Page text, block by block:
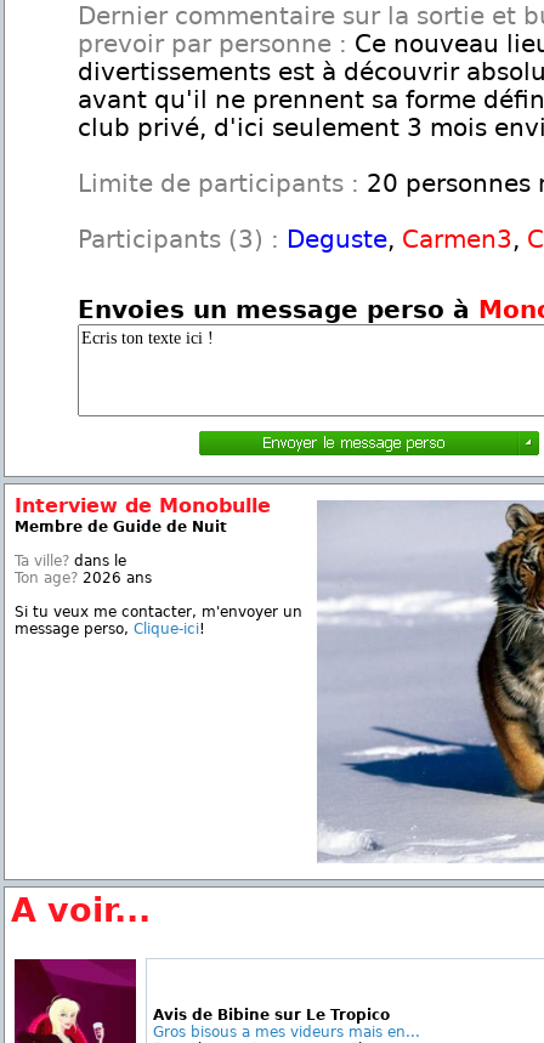
Dernier commentaire sur la sortie et
prevoir par personne : Ce nouveau
divertissements est à découvrir
avant qu'il ne prennent sa forme
club privé, d'ici seulement 3 mois
Limite de participants : 20 personnes
Participants (3) : Deguste, Carmen3,
Envoies un message perso à
Interview de Monobulle
Membre de Guide de Nuit
Ta ville? dans le
Ton age? 2026 ans
Si tu veux me contacter, m'envoyer un
message perso, Clique-ici!
A voir...
Avis de Bibine sur Le Tropico
Gros bisous a mes videurs mais en...